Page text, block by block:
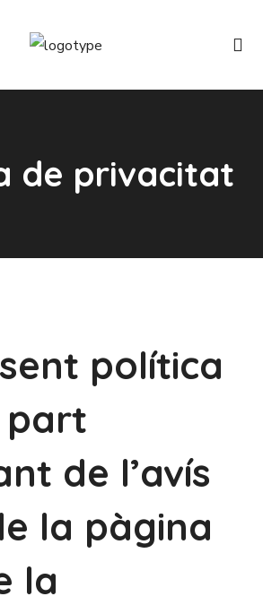
de privacitat
política
de l’avís
la pàgina
la